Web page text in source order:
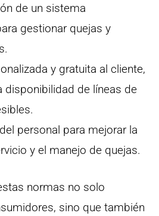
de un sistema
gestionar quejas y
y gratuita al cliente,
disponibilidad de líneas de
personal para mejorar la
y el manejo de quejas.
normas no solo
sino que también